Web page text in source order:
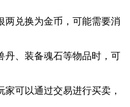
两兑换为金币，可能需要消
丹、装备魂石等物品时，可
可以通过交易进行买卖，